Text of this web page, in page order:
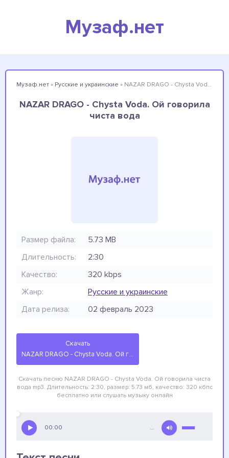
Музаф.нет
Музаф.нет » Русские и украинские » NAZAR DRAGO - Chysta Voda. Ой говорила чиста вода
NAZAR DRAGO - Chysta Voda. Ой говорила
чиста вода
Размер файла:
5.73 MB
Длительность:
2:30
Качество:
320 kbps
Жанр:
Русские и украинские
Дата релиза:
02 февраль 2023
Скачать
NAZAR DRAGO - Chysta Voda. Ой говорила чиста вода
Скачать песню NAZAR DRAGO - Chysta Voda. Ой говорила чиста
вода mp3. Длительность: 2:30, размер: 5.73 мб, качество: 320 кбпс
бесплатно или слушать музыку онлайн
00:00 …